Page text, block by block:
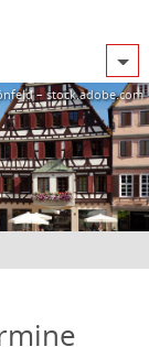
– stock.adobe.com